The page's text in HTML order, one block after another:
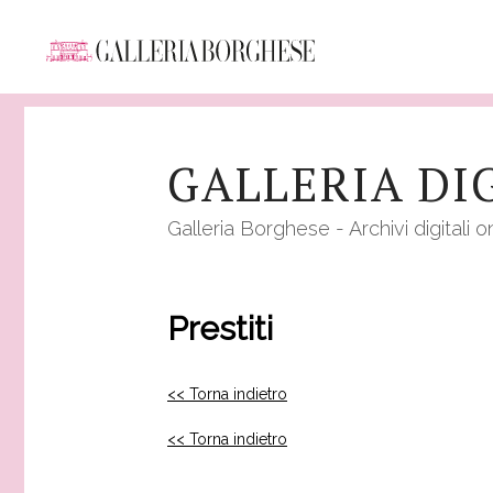
GALLERIA
Galleria Borghese - Archivi digitali
Prestiti
<< Torna indietro
<< Torna indietro